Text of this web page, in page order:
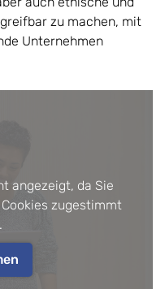
zu machen, mit
Unternehmen
angezeigt, da Sie
zugestimmt